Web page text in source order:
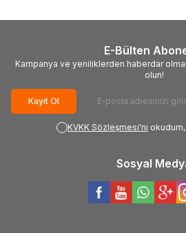
E-Bülten
Kampanya ve yeniliklerden haberdar
olun!
Kayıt Ol
KVKK Sözleşmesi'ni
Sosyal